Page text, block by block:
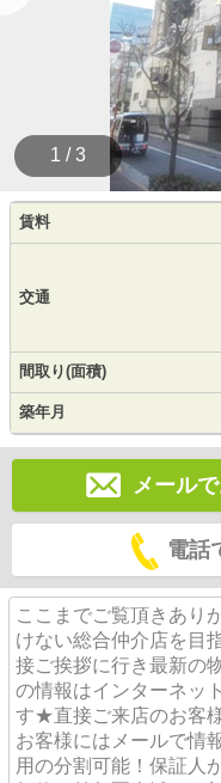
1 / 3
賃料
交通
間取り(面積)
築年月
メール
電話
ここまでご覧頂きあり
けない総合仲介店を目
接ご挨拶に行き最新の
の情報はインターネッ
す★直接ご来店のお客
お客様にはメールで情
用の分割可能！保証人